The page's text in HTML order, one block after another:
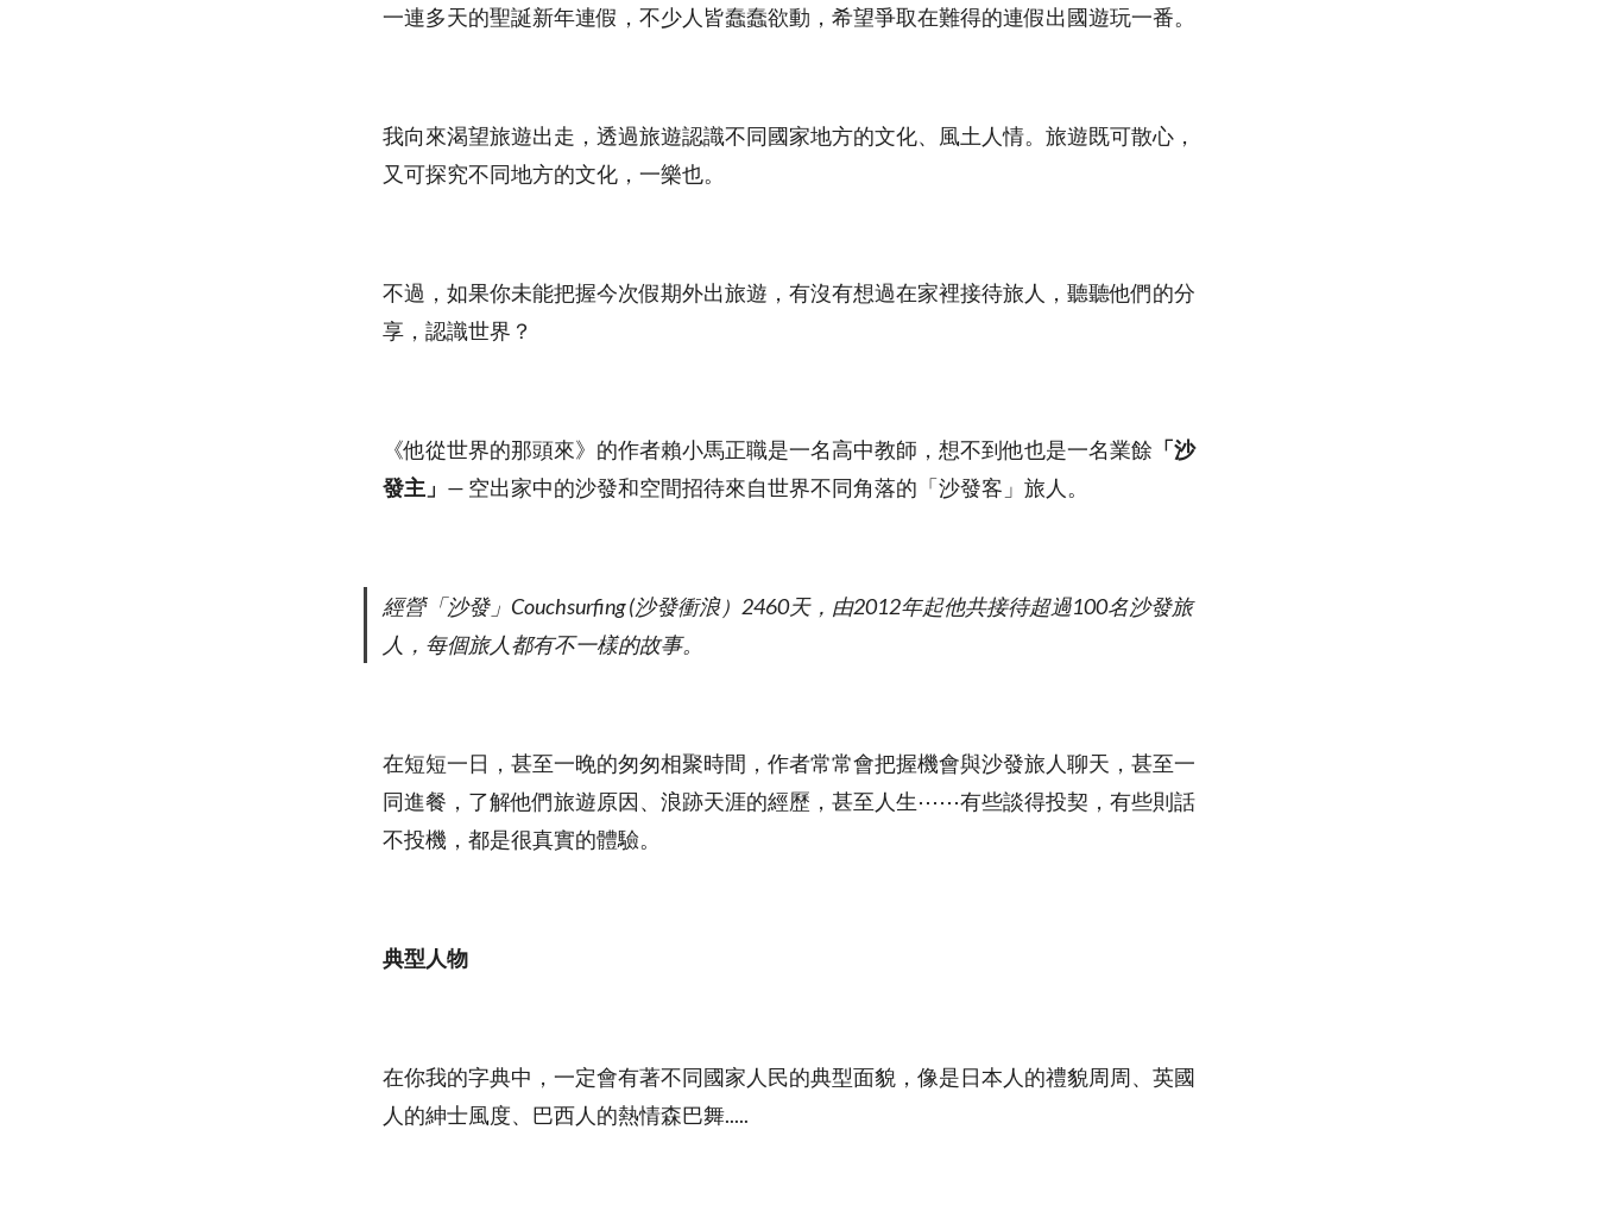
一連多天的聖誕新年連假，不少人皆蠢蠢欲動，希望爭取在難得的連假出國遊玩一番。
我向來渴望旅遊出走，透過旅遊認識不同國家地方的文化、風土人情。旅遊既可散心，
又可探究不同地方的文化，一樂也。
不過，如果你未能把握今次假期外出旅遊，有沒有想過在家裡接待旅人，聽聽他們的分
享，認識世界？
《他從世界的那頭來》的作者賴小馬正職是一名高中教師，想不到他也是一名業餘 「沙
發主」 — 空出家中的沙發和空間招待來自世界不同角落的「沙發客」旅人。
經營「沙發」Couchsurfing (沙發衝浪）2460天，由2012年起他共接待超過100名沙發旅
人，每個旅人都有不一樣的故事。
在短短一日，甚至一晚的匆匆相聚時間，作者常常會把握機會與沙發旅人聊天，甚至一
同進餐，了解他們旅遊原因、浪跡天涯的經歷，甚至人生⋯⋯有些談得投契，有些則話
不投機，都是很真實的體驗。
典型人物
在你我的字典中，一定會有著不同國家人民的典型面貌，像是日本人的禮貌周周、英國
人的紳士風度、巴西人的熱情森巴舞.....